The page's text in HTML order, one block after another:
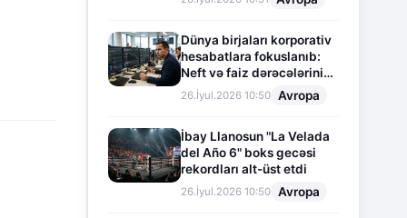
Dünya birjaları korporativ
hesabatlara fokuslanıb:
Neft və faiz dərəcələrinin
təsiri altında cari vəziyyət
26.İyul.2026 10:50 Avropa
İbay Llanosun "La Velada
del Año 6" boks gecəsi
rekordları alt-üst etdi
26.İyul.2026 10:50 Avropa